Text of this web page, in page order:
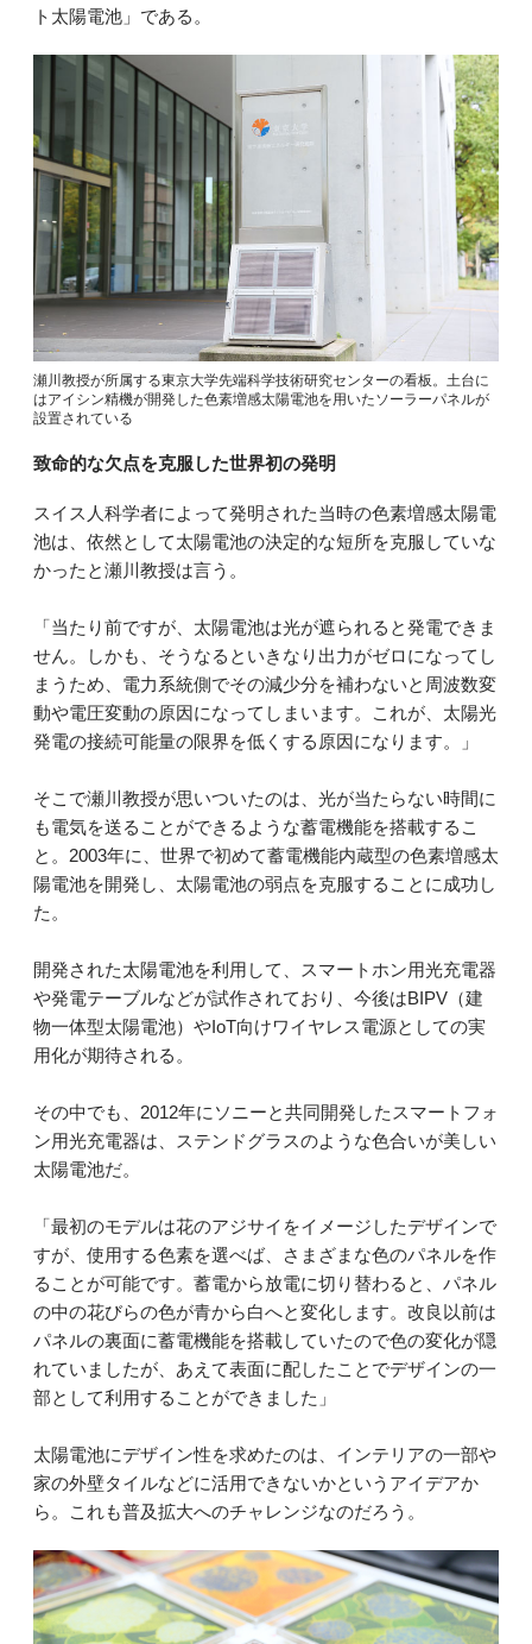
ト太陽電池」である。
瀬川教授が所属する東京大学先端科学技術研究センターの看板。土台に
はアイシン精機が開発した色素増感太陽電池を用いたソーラーパネルが
設置されている
致命的な欠点を克服した世界初の発明
スイス人科学者によって発明された当時の色素増感太陽電
池は、依然として太陽電池の決定的な短所を克服していな
かったと瀬川教授は言う。
「当たり前ですが、太陽電池は光が遮られると発電できま
せん。しかも、そうなるといきなり出力がゼロになってし
まうため、電力系統側でその減少分を補わないと周波数変
動や電圧変動の原因になってしまいます。これが、太陽光
発電の接続可能量の限界を低くする原因になります。」
そこで瀬川教授が思いついたのは、光が当たらない時間に
も電気を送ることができるような蓄電機能を搭載するこ
と。2003年に、世界で初めて蓄電機能内蔵型の色素増感太
陽電池を開発し、太陽電池の弱点を克服することに成功し
た。
開発された太陽電池を利用して、スマートホン用光充電器
や発電テーブルなどが試作されており、今後はBIPV（建
物一体型太陽電池）やIoT向けワイヤレス電源としての実
用化が期待される。
その中でも、2012年にソニーと共同開発したスマートフォ
ン用光充電器は、ステンドグラスのような色合いが美しい
太陽電池だ。
「最初のモデルは花のアジサイをイメージしたデザインで
すが、使用する色素を選べば、さまざまな色のパネルを作
ることが可能です。蓄電から放電に切り替わると、パネル
の中の花びらの色が青から白へと変化します。改良以前は
パネルの裏面に蓄電機能を搭載していたので色の変化が隠
れていましたが、あえて表面に配したことでデザインの一
部として利用することができました」
太陽電池にデザイン性を求めたのは、インテリアの一部や
家の外壁タイルなどに活用できないかというアイデアか
ら。これも普及拡大へのチャレンジなのだろう。